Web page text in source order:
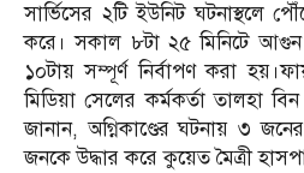
সার্ভিসের ২টি ইউনিট ঘটনাস্থলে
করে। সকাল ৮টা ২৫ মিনিটে আগুন
১০টায় সম্পূর্ণ নির্বাপণ করা
মিডিয়া সেলের কর্মকর্তা তালহা
জানান, অগ্নিকাণ্ডের ঘটনায় ৩
জনকে উদ্ধার করে কুয়েত মৈত্রী